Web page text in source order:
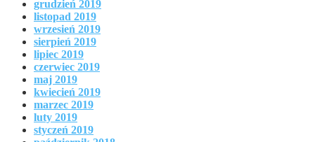
grudzień 2019
listopad 2019
wrzesień 2019
sierpień 2019
lipiec 2019
czerwiec 2019
maj 2019
kwiecień 2019
marzec 2019
luty 2019
styczeń 2019